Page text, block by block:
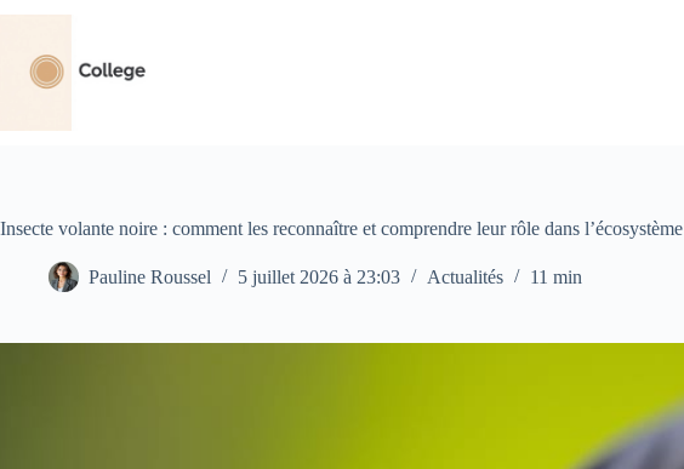
contenu
Insecte volante noire : comment les reconnaître et comprendre leur rôle dans l’écosystème
Pauline Roussel 5 juillet 2026 à 23:03 Actualités 11 min